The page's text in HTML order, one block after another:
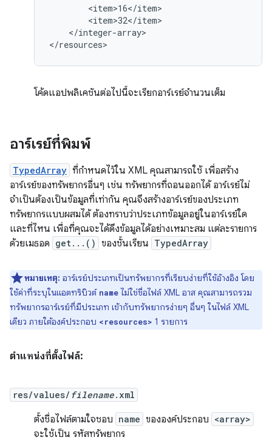
</integer-array>
</resources>
โค้ดแอปพลิเคชันต่อไปนี้จะเรียกอาร์เรย์จำนวนเต็ม
อาร์เรย์ที่พิมพ์
TypedArray ที่กำหนดไว้ใน XML คุณสามารถใช้ เพื่อสร้าง
อาร์เรย์ของทรัพยากรอื่นๆ เช่น ทรัพยากรที่ถอนออกได้ อาร์เรย์ไม่
จำเป็นต้องเป็นข้อมูลที่เท่ากัน คุณจึงสร้างอาร์เรย์ของประเภท
ทรัพยากรแบบผสมได้ ต้องทราบว่าประเภทข้อมูลอยู่ในอาร์เรย์ใด
และที่ไหน เพื่อที่คุณจะได้ดึงข้อมูลได้อย่างเหมาะสม แต่ละรายการ
ด้วยเมธอด get...() ของชั้นเรียน TypedArray
หมายเหตุ: อาร์เรย์ประเภทเป็นทรัพยากรที่เรียบง่ายที่ใช้อ้างอิง โดย
ใช้ค่าที่ระบุในแอตทริบิวต์ name ไม่ใช่ชื่อไฟล์ XML อาส คุณสามารถรวม
ทรัพยากรอาร์เรย์ที่มีประเภท เข้ากับทรัพยากรง่ายๆ อื่นๆ ในไฟล์ XML
เดียว ภายใต้องค์ประกอบ <resources> 1 รายการ
ตำแหน่งที่ตั้งไฟล์:
res/values/ filename.xml
ตั้งชื่อไฟล์ตามใจชอบ name ขององค์ประกอบ <array>
จะใช้เป็น รหัสทรัพยากร